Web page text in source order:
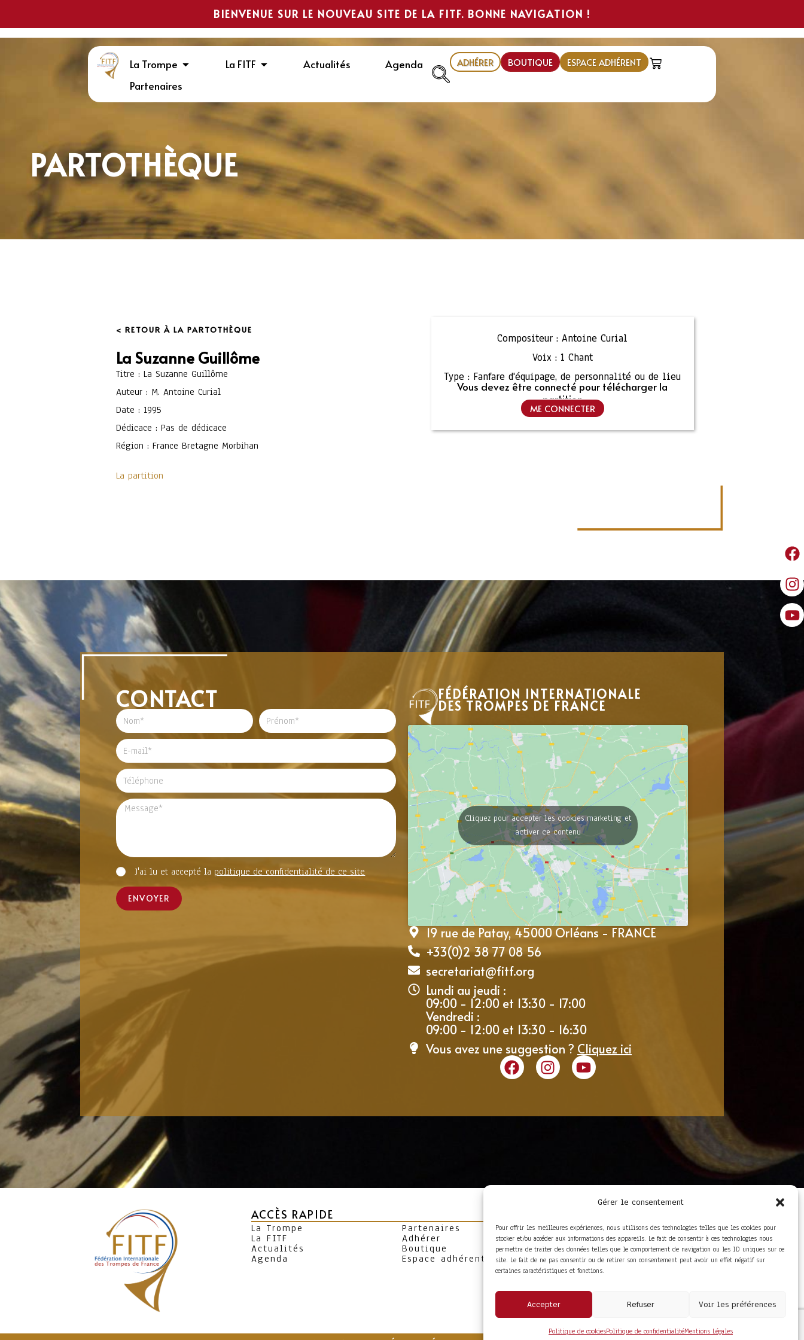
Gérer le consentement
Pour offrir les meilleures expériences, nous utilisons des technologies telles que les cookies pour
stocker et/ou accéder aux informations des appareils. Le fait de consentir à ces technologies nous
permettra de traiter des données telles que le comportement de navigation ou les ID uniques sur ce
site. Le fait de ne pas consentir ou de retirer son consentement peut avoir un effet négatif sur
certaines caractéristiques et fonctions.
Accepter Refuser Voir les préférences
Politique de cookiesPolitique de confidentialitéMentions Légales
BIENVENUE SUR LE NOUVEAU SITE DE LA FITF. BONNE NAVIGATION !
La Trompe La FITF Actualités
Agenda
Partenaires
ADHÉRER BOUTIQUE ESPACE ADHÉRENT
PARTOTHÈQUE
< RETOUR À LA PARTOTHÈQUE
La Suzanne Guillôme
Titre : La Suzanne Guillôme
Auteur : M. Antoine Curial
Date : 1995
Dédicace : Pas de dédicace
Région : France Bretagne Morbihan
La partition
Compositeur : Antoine Curial
Voix : 1 Chant
Type : Fanfare d'équipage, de personnalité ou de lieu
Vous devez être connecté pour télécharger la
partition
ME CONNECTER
CONTACT
J'ai lu et accepté la politique de confidentialité de ce site
ENVOYER
FÉDÉRATION INTERNATIONALE
DES TROMPES DE FRANCE
Cliquez pour accepter les cookies marketing et
activer ce contenu
19 rue de Patay, 45000 Orléans - FRANCE
+33(0)2 38 77 08 56
secretariat@fitf.org
Lundi au jeudi :
09:00 - 12:00 et 13:30 - 17:00
Vendredi :
09:00 - 12:00 et 13:30 - 16:30
Vous avez une suggestion ? Cliquez ici
ACCÈS RAPIDE
La Trompe
La FITF
Actualités
Agenda
Partenaires
Adhérer
Boutique
Espace adhérent
Foire aux questions
Conditions Générales de
Vente
Mentions Légales
Politique de